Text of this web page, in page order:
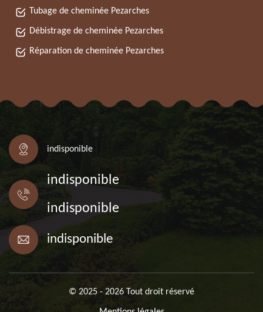
Tubage de cheminée Pezarches
Débistrage de cheminée Pezarches
Réparation de cheminée Pezarches
indisponible
indisponible
indisponible
indisponible
© 2025 - 2026 Tout droit réservé